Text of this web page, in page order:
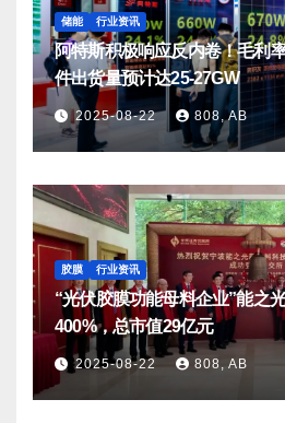
储能 行业资讯
阿特斯积极响应反内卷！毛利
件出货量预计达25-27GW
2025-08-22 808, AB
胶膜 行业资讯
“光伏胶膜功能母料企业”能之
400%，总市值29亿元
2025-08-22 808, AB